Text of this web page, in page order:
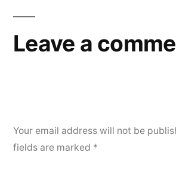
Leave a
Your email address will not be
fields are marked *